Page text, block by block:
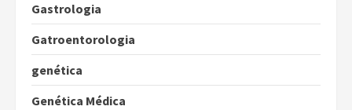
Gastrologia
Gatroentorologia
genética
Genética Médica